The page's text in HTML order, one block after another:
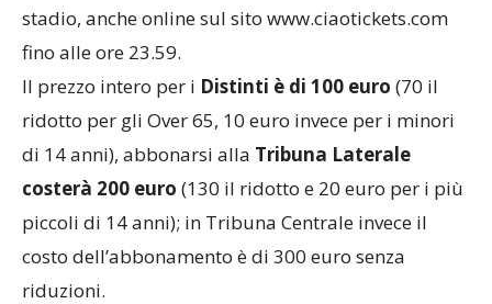
stadio, anche online sul sito www.ciaotickets.com
fino alle ore 23.59.
Il prezzo intero per i Distinti è di 100 euro (70 il
ridotto per gli Over 65, 10 euro invece per i minori
di 14 anni), abbonarsi alla Tribuna Laterale
costerà 200 euro (130 il ridotto e 20 euro per i più
piccoli di 14 anni); in Tribuna Centrale invece il
costo dell’abbonamento è di 300 euro senza
riduzioni.